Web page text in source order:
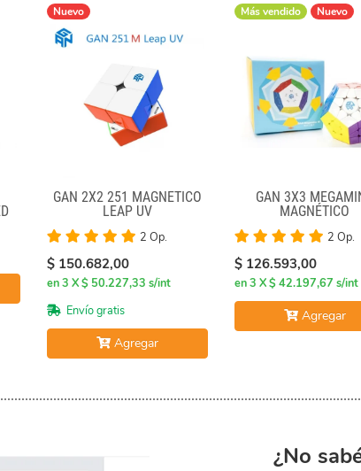
Nuevo
GAN 2X2 251 MAGNÉTICO
LEAP UV
2 Op.
$ 150.682,00
en 3 X $ 50.227,33 s/int
Envío gratis
Agregar
Más vendido Nuevo
GAN 3X3
MAGNÉTICO
2 Op.
$ 126.593,00
en 3 X $ 42.197,67 s/int
Agregar
¿No